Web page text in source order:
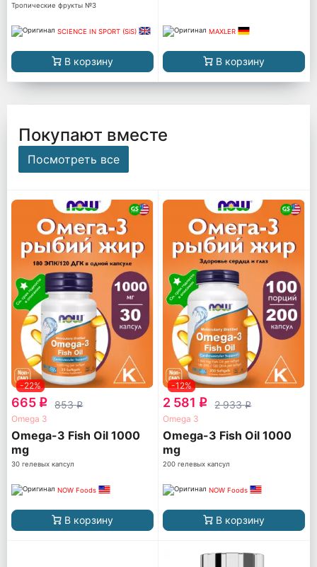
Тропические фрукты №3
SCIENCE IN SPORT (SiS)
В корзину
MAXLER
В корзину
Покупают вместе
Посмотреть все
-22%
665 q 853q
Omega 3
Omega-3 Fish Oil 1000
mg
30 гелевых капсул
NOW Foods
В корзину
-12%
2 581 q 2 933q
Omega 3
Omega-3 Fish Oil 1000
mg
200 гелевых капсул
NOW Foods
В корзину